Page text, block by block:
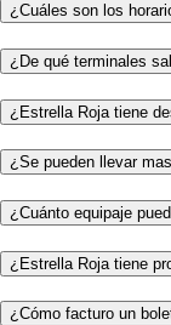
¿Cuáles son los
¿De qué terminales
¿Estrella Roja tiene
¿Se pueden llevar
¿Cuánto equipaje
¿Estrella Roja tiene
¿Cómo facturo un